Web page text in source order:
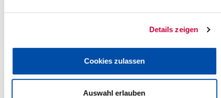
Details zeigen
Cookies zulassen
Auswahl erlauben
Weiterlesen
Air: Bewerbungsstart für Radiospot-